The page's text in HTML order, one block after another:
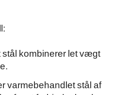
kombinerer let vægt
varmebehandlet stål af